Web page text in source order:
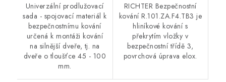
Univerzální prodlužovací
sada - spojovací materiál k
bezpečnostnímu kování
určená k montáži kování
na silnější dveře, tj. na
dveře o tloušťce 45 - 100
mm.
RICHTER Bezpečnostní
kování R.101.ZA.F4.TB3 je
hliníkové kování s
překrytím vložky v
bezpečnostní třídě 3,
povrchová úprava elox.